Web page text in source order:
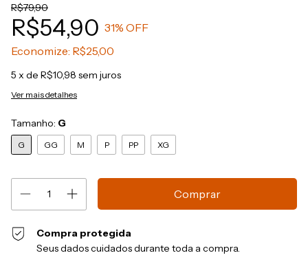
R$79,90
R$54,90 31% OFF
Economize: R$25,00
5 x de R$10,98 sem juros
Ver mais detalhes
Tamanho: G
G GG M P PP XG
Compra protegida
Seus dados cuidados durante toda a compra.